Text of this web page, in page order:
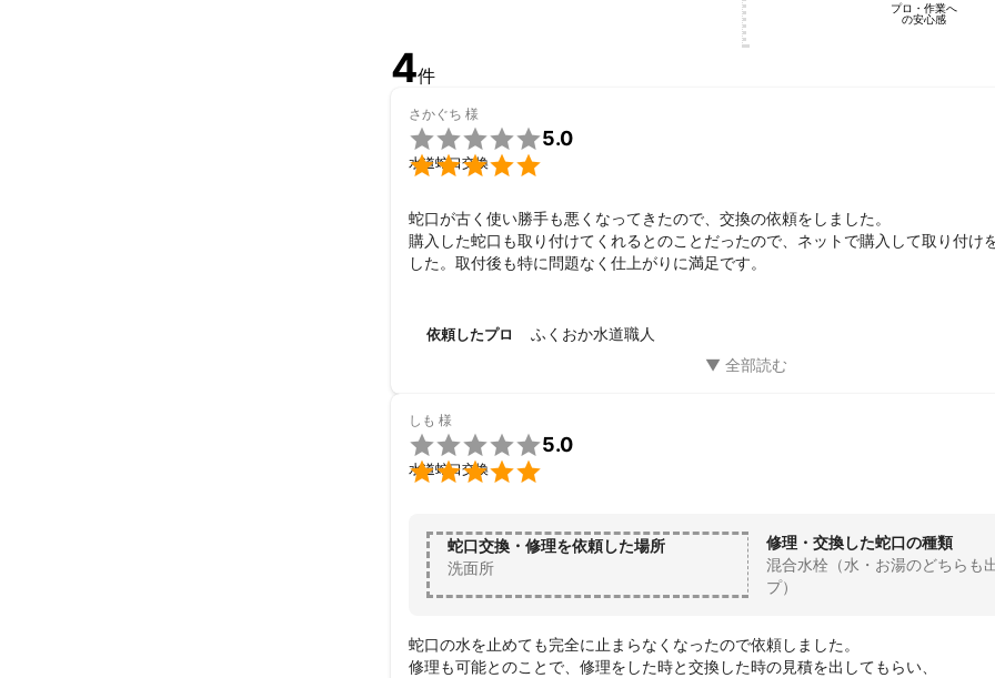
弊社は24時間受付・365日対応を行っております。
土日祝日・年末年始やお盆休みも休まず営業しておりますので、
お困りの際はお気軽にご連絡ください。
プロ・作業へ
の安心感
4件
さかぐち 様


5.0
水道蛇口交換
蛇口が古く使い勝手も悪くなってきたので、交換の依頼をしました。
購入した蛇口も取り付けてくれるとのことだったので、ネットで購入して取り付け
した。取付後も特に問題なく仕上がりに満足です。
依頼したプロ ふくおか水道職人
しも 様


5.0
水道蛇口交換
蛇口交換・修理を依頼した場所
洗面所
修理・交換した蛇口の種類
混合水栓（水・お湯のどちらも
プ）
蛇口の水を止めても完全に止まらなくなったので依頼しました。
修理も可能とのことで、修理をした時と交換した時の見積を出してもらい、